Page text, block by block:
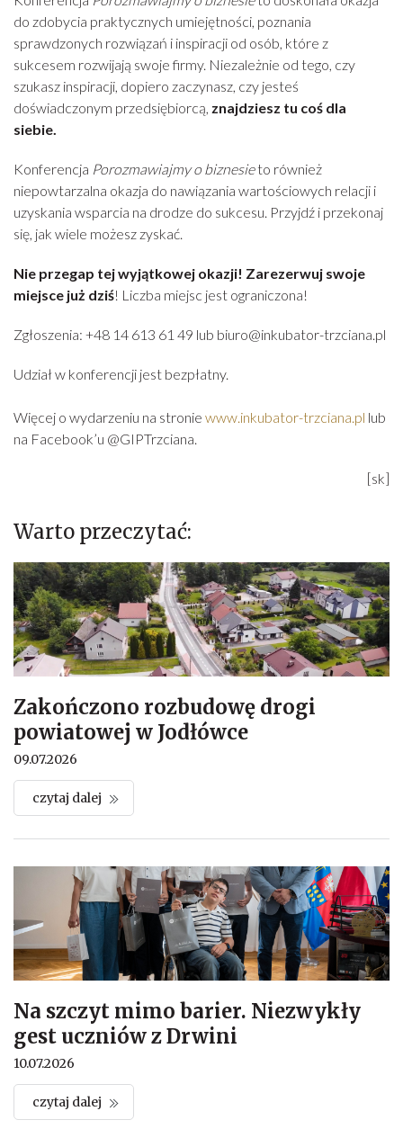
do zdobycia praktycznych umiejętności, poznania
sprawdzonych rozwiązań i inspiracji od osób, które z
sukcesem rozwijają swoje firmy. Niezależnie od tego, czy
szukasz inspiracji, dopiero zaczynasz, czy jesteś
doświadczonym przedsiębiorcą, znajdziesz tu coś dla
siebie.
Konferencja Porozmawiajmy o biznesieto również
niepowtarzalna okazja do nawiązania wartościowych relacji i
uzyskania wsparcia na drodze do sukcesu. Przyjdź i przekonaj
się, jak wiele możesz zyskać.
Nie przegap tej wyjątkowej okazji! Zarezerwuj swoje
miejsce już dziś! Liczba miejsc jest ograniczona!
Zgłoszenia: +48 14 613 61 49 lub biuro@inkubator-trzciana.pl
Udział w konferencji jest bezpłatny.
Więcej o wydarzeniu na stronie www.inkubator-trzciana.pl lub
na Facebook’u @GIPTrzciana.
[sk]
Warto przeczytać:
Zakończono rozbudowę drogi
powiatowej w Jodłówce
09.07.2026
czytaj dalej
Na szczyt mimo barier. Niezwykły
gest uczniów z Drwini
10.07.2026
czytaj dalej